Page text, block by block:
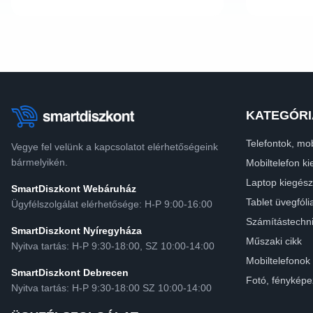
Vegye fel velünk a kapcsolatot elérhetőségeink
bármelyikén.
SmartDiszkont Webáruház
Ügyfélszolgálat elérhetősége: H-P 9:00-16:00
SmartDiszkont Nyíregyháza
Nyitva tartás: H-P 9:30-18:00, SZ 10:00-14:00
SmartDiszkont Debrecen
Nyitva tartás: H-P 9:30-18:00 SZ 10:00-14:00
Telefontok,
Mobiltelefon
Laptop
Tablet
Műszaki cikk
Mobiltelefonok
Fotó,